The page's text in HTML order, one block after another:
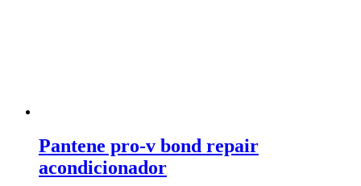
Pantene pro-v bond repair
acondicionador